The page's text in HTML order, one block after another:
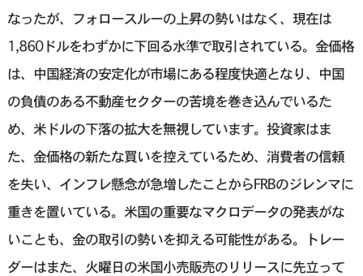
なったが、フォロースルーの上昇の勢いはなく、現在は
1,860ドルをわずかに下回る水準で取引されている。金価格
は、中国経済の安定化が市場にある程度快適となり、中国
の負債のある不動産セクターの苦境を巻き込んでいるた
め、米ドルの下落の拡大を無視しています。投資家はま
た、金価格の新たな買いを控えているため、消費者の信頼
を失い、インフレ懸念が急増したことからFRBのジレンマに
重きを置いている。米国の重要なマクロデータの発表がな
いことも、金の取引の勢いを抑える可能性がある。トレー
ダーはまた、火曜日の米国小売販売のリリースに先立って